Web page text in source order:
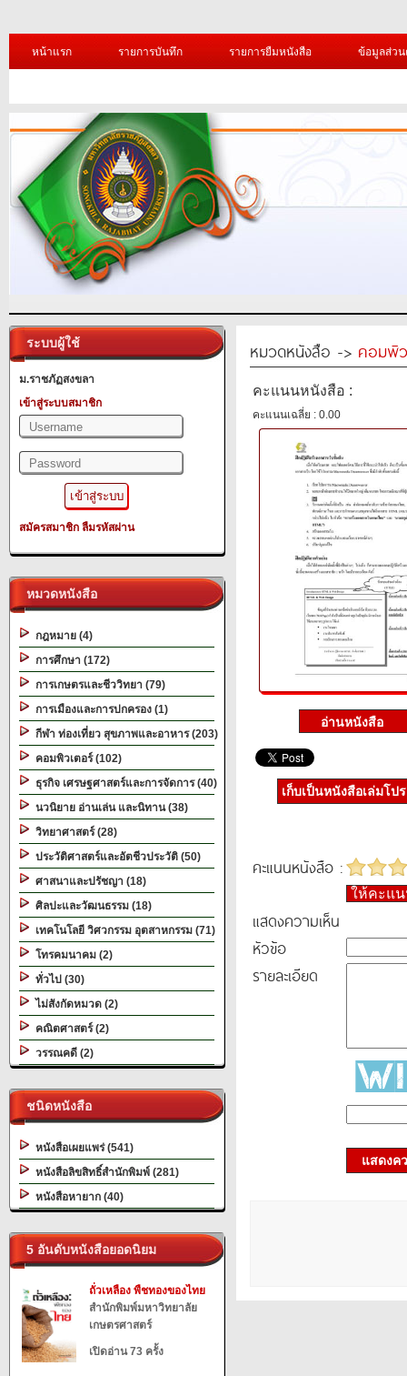
หน้าแรก รายการบันทึก รายการยืมหนังสือ ข้อมูลส่ว
ระบบผู้ใช้
ม.ราชภัฏสงขลา
เข้าสู่ระบบสมาชิก
สมัครสมาชิก ลืมรหัสผ่าน
หมวดหนังสือ
กฎหมาย (4)
การศึกษา (172)
การเกษตรและชีววิทยา (79)
การเมืองและการปกครอง (1)
กีฬา ท่องเที่ยว สุขภาพและอาหาร (203)
คอมพิวเตอร์ (102)
ธุรกิจ เศรษฐศาสตร์และการจัดการ (40)
นวนิยาย อ่านเล่น และนิทาน (38)
วิทยาศาสตร์ (28)
ประวัติศาสตร์และอัตชีวประวัติ (50)
ศาสนาและปรัชญา (18)
ศิลปะและวัฒนธรรม (18)
เทคโนโลยี วิศวกรรม อุตสาหกรรม (71)
โทรคมนาคม (2)
ทั่วไป (30)
ไม่สังกัดหมวด (2)
คณิตศาสตร์ (2)
วรรณคดี (2)
ชนิดหนังสือ
หนังสือเผยแพร่ (541)
หนังสือลิขสิทธิ์สำนักพิมพ์ (281)
หนังสือหายาก (40)
5 อันดับหนังสือยอดนิยม
ถั่วเหลือง พืชทองของไทย
สำนักพิมพ์มหาวิทยาลัย
เกษตรศาสตร์
เปิดอ่าน 73 ครั้ง
หมวดหนังสือ -> คอมพิ
คะแนนหนังสือ :
คะแนนเฉลี่ย : 0.00
เก็บเป็นหนังสือเล่มโป
คะแนนหนังสือ :
ให้คะแ
แสดงความเห็น
หัวข้อ
รายละเอียด
แสดงค